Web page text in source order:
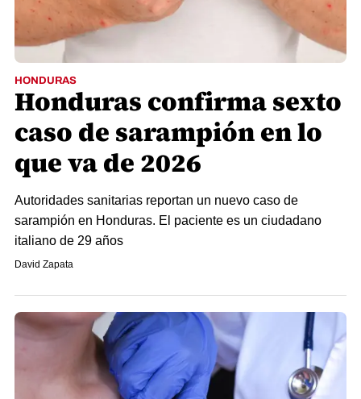
HONDURAS
Honduras confirma sexto
caso de sarampión en lo
que va de 2026
Autoridades sanitarias reportan un nuevo caso de
sarampión en Honduras. El paciente es un ciudadano
italiano de 29 años
David Zapata